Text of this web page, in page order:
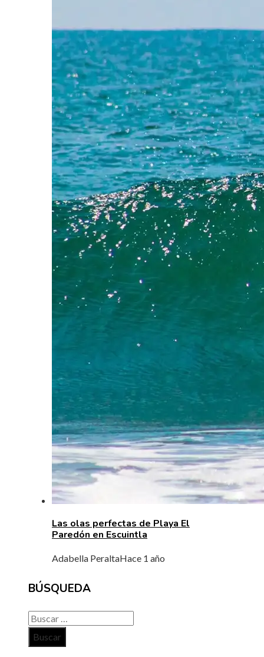
Las olas perfectas de Playa El
Paredón en Escuintla
Adabella PeraltaHace 1 año
BÚSQUEDA
Buscar: